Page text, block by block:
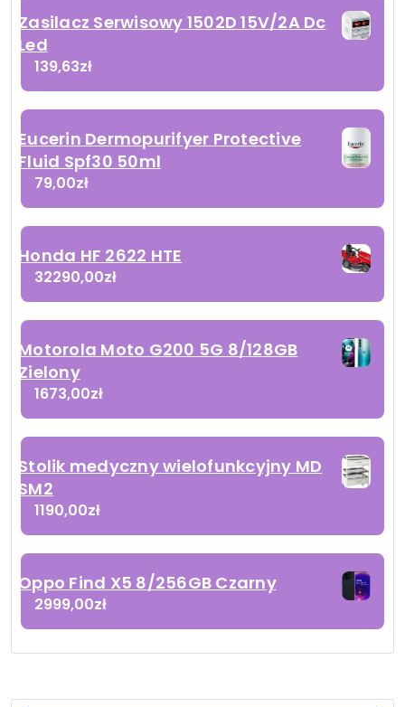
Zasilacz Serwisowy 1502D 15V/2A Dc
Led
139,63zł
Eucerin Dermopurifyer Protective
Fluid Spf30 50ml
79,00zł
Honda HF 2622 HTE
32290,00zł
Motorola Moto G200 5G 8/128GB
Zielony
1673,00zł
Stolik medyczny wielofunkcyjny MD
SM2
1190,00zł
Oppo Find X5 8/256GB Czarny
2999,00zł